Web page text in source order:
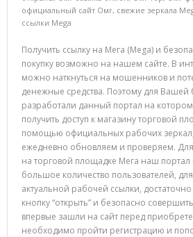
официальный сайт Омг, свежие зеркала
ссылки Mega
Получить ссылку на Мега (Mega) и
покупку возможно на нашем сайте. В
можно наткнуться на мошенников и
денежные средства. Поэтому для Вашей
разработали данный портал на
получить доступ к магазину торговой
помощью официальных рабочих
ежедневно обновляем и проверяем.
на торговой площадке Мега наш
большое количество пользователей,
актуальной рабочей ссылки,
кнопку “открыть” и безопасно
впервые зашли на сайт перед
необходимо пройти регистрацию и